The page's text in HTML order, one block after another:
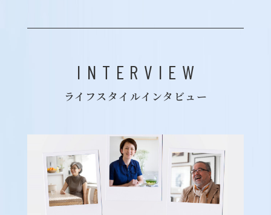
INTERVIEW
ライフスタイルインタビュー